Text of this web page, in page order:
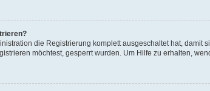
die Registrierung komplett ausgeschaltet hat,
möchtest, gesperrt wurden. Um Hilfe zu erhalten,